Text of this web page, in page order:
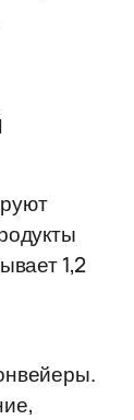
1,2